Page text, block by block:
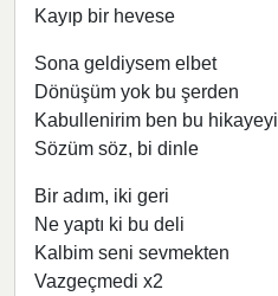
Kayıp bir hevese
Sona geldiysem elbet
Dönüşüm yok bu şerden
Kabullenirim ben bu hikayeyi
Sözüm söz, bi dinle
Bir adım, iki geri
Ne yaptı ki bu deli
Kalbim seni sevmekten
Vazgeçmedi x2